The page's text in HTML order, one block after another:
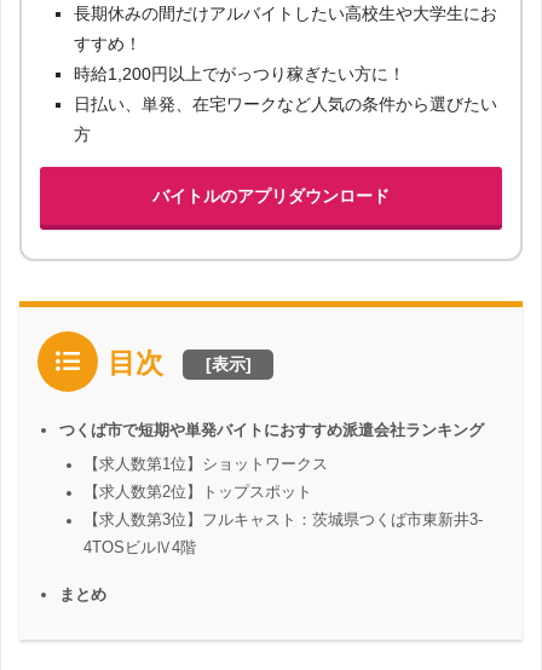
長期休みの間だけアルバイトしたい高校生や大学生にお
すすめ！
時給1,200円以上でがっつり稼ぎたい方に！
日払い、単発、在宅ワークなど人気の条件から選びたい
方
バイトルのアプリダウンロード
目次 [表示]
つくば市で短期や単発バイトにおすすめ派遣会社ランキング
【求人数第1位】ショットワークス
【求人数第2位】トップスポット
【求人数第3位】フルキャスト：茨城県つくば市東新井3-
4TOSビルⅣ4階
まとめ